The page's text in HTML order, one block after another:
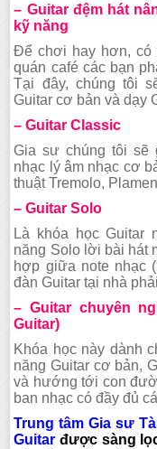
– Guitar đệm hát
kỹ năng
Để chơi hay hơn, có
quán café các bạn
Tại đây, chúng tôi
Guitar cơ bản và dạy
– Guitar Classic
Gia sư chúng tôi sẽ
nhạc lý âm nhạc cơ
thuật Tremolo,
– Guitar Solo
Là khóa học Guitar
năng Solo lời bài hát
hợp giữa note nhạc
đàn Guitar tại nhà
– Guitar chuyên
Guitar)
Khóa học này dành
năng Guitar cơ bản,
và hướng tới con
ban nhạc có đầy đủ
Trung tâm Gia sư
Guitar được sàng